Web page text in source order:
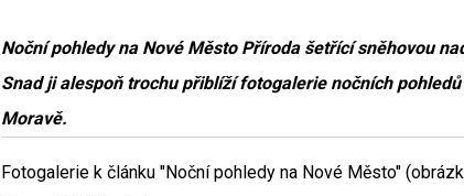
Noční pohledy na Nové Město Příroda šetřící sněhovou
Snad ji alespoň trochu přiblíží fotogalerie nočních
Moravě.
Fotogalerie k článku "Noční pohledy na Nové Město"